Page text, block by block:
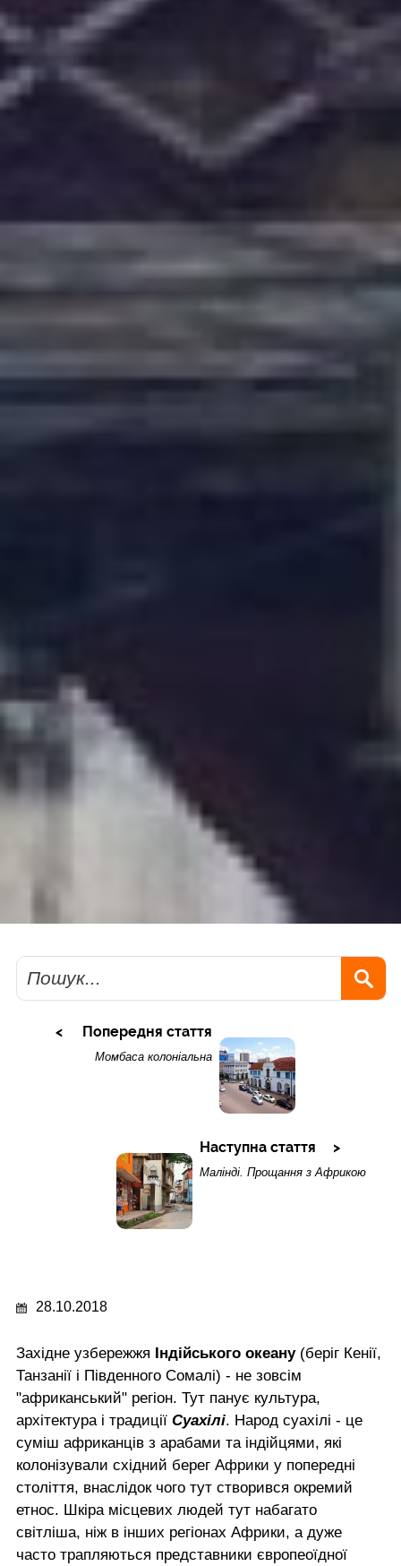
Пошук
Попередня стаття
Момбаса колоніальна
Наступна стаття
Малінді. Прощання з Африкою
28.10.2018
Західне узбережжя Індійського океану(беріг Кенії,
Танзанії і Південного Сомалі) - не зовсім
"африканський" регіон. Тут панує культура,
архітектура і традиції Суахілі. Народ суахілі - це
суміш африканців з арабами та індійцями, які
колонізували східний берег Африки у попередні
століття, внаслідок чого тут створився окремий
етнос. Шкіра місцевих людей тут набагато
світліша, ніж в інших регіонах Африки, а дуже
часто трапляються представники європеоїдної